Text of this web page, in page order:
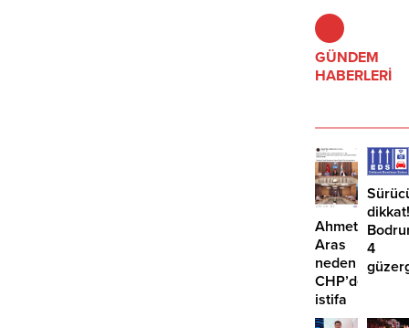
GÜNDEM
HABERLERİ
Ahmet
Aras
neden
CHP’den
istifa
etmiyor?
dikkat!
4